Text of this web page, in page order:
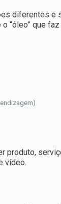
diferentes e
“óleo” que
produto,
vídeo.